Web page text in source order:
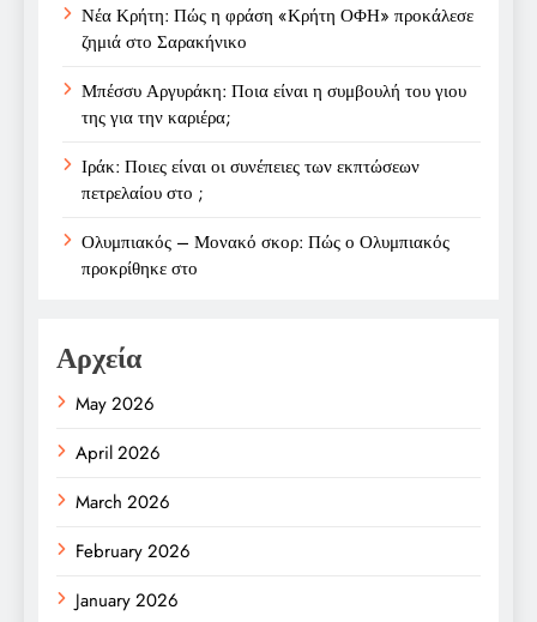
Νέα Κρήτη: Πώς η φράση «Κρήτη ΟΦΗ» προκάλεσε
ζημιά στο Σαρακήνικο
Μπέσσυ Αργυράκη: Ποια είναι η συμβουλή του γιου
της για την καριέρα;
Ιράκ: Ποιες είναι οι συνέπειες των εκπτώσεων
πετρελαίου στο ;
Ολυμπιακός – Μονακό σκορ: Πώς ο Ολυμπιακός
προκρίθηκε στο
Αρχεία
May 2026
April 2026
March 2026
February 2026
January 2026